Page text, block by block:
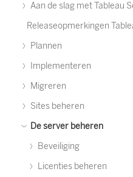
Aan de slag met Tableau
Releaseopmerkingen
Plannen
Implementeren
Migreren
Sites beheren
De server beheren
Beveiliging
Licenties beheren